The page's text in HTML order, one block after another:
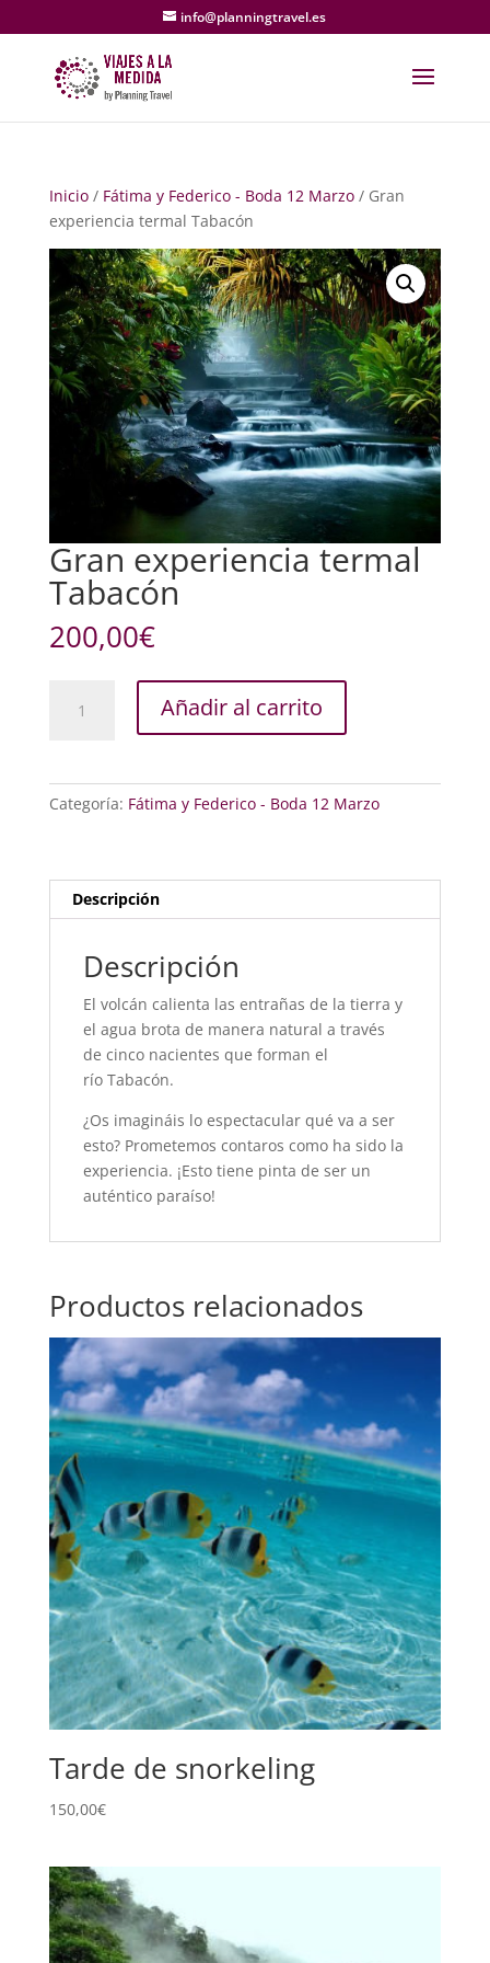
info@planningtravel.es
Inicio/ Fátima y Federico - Boda 12 Marzo/ Gran
experiencia termal Tabacón
Gran experiencia termal
Tabacón
200,00€
experiencia
Añadir al carrito
Categoría: Fátima y Federico - Boda 12 Marzo
Descripción
Descripción
El volcán calienta las entrañas de la tierra y
el agua brota de manera natural a través
de cinco nacientes que forman el
río Tabacón.
¿Os imagináis lo espectacular qué va a ser
esto? Prometemos contaros como ha sido la
experiencia. ¡Esto tiene pinta de ser un
auténtico paraíso!
Productos relacionados
Tarde de snorkeling
150,00€